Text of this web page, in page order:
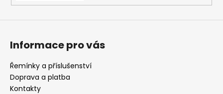
Informace pro vás
Řemínky a příslušenství
Doprava a platba
Kontakty